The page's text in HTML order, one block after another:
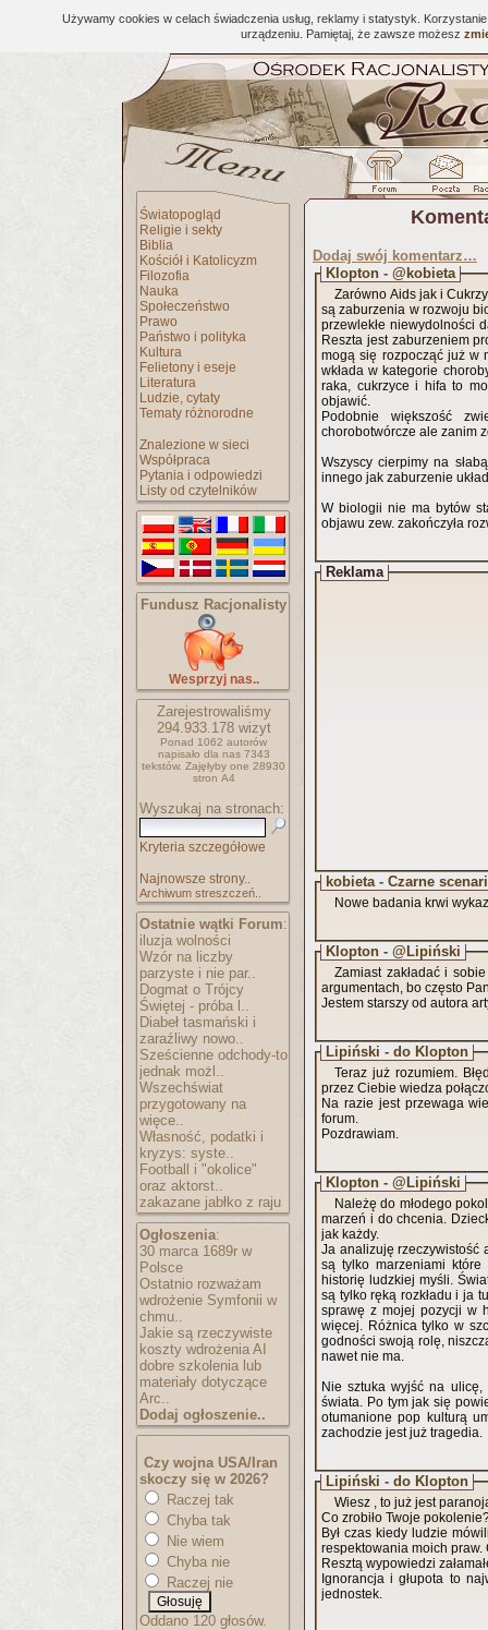
Używamy cookies w celach świadczenia usług, reklamy i statystyk.
urządzeniu. Pamiętaj, że zawsze możesz
Światopogląd
Religie i sekty
Biblia
Kościół i Katolicyzm
Filozofia
Nauka
Społeczeństwo
Prawo
Państwo i polityka
Kultura
Felietony i eseje
Literatura
Ludzie, cytaty
Tematy różnorodne
Znalezione w sieci
Współpraca
Pytania i odpowiedzi
Listy od czytelników
Fundusz Racjonalisty
Wesprzyj nas..
Zarejestrowaliśmy
294.933.178wizyt
Ponad 1062 autorów
napisało dla nas 7343
tekstów. Zajęłyby one 28930
stron A4
Wyszukaj na stronach:
Kryteria szczegółowe
Najnowsze strony..
Archiwum streszczeń..
Ostatnie wątki Forum:
iluzja wolności
Wzór na liczby
parzyste i nie par..
Dogmat o Trójcy
Świętej - próba l..
Diabeł tasmański i
zaraźliwy nowo..
Sześcienne odchody-to
jednak możl..
Wszechświat
przygotowany na
więce..
Własność, podatki i
kryzys: syste..
Football i "okolice"
oraz aktorst..
zakazane jabłko z raju
Ogłoszenia:
30 marca 1689r w
Polsce
Ostatnio rozważam
wdrożenie Symfonii w
chmu..
Jakie są rzeczywiste
koszty wdrożenia AI
dobre szkolenia lub
materiały dotyczące
Arc..
Dodaj ogłoszenie..
Czy wojna USA/Iran
skoczy się w 2026?
Raczej tak
Chyba tak
Nie wiem
Chyba nie
Raczej nie
Oddano 120 głosów.
Dodaj swój komentarz…
Klopton - @kobieta
Zarówno Aids jak i
są zaburzenia w rozwoju
przewlekłe niewydolności
Reszta jest zaburzeniem
mogą się rozpocząć już w
wkłada w kategorie
raka, cukrzyce i hifa to
objawić.
Podobnie większość
chorobotwórcze ale zanim
Wszyscy cierpimy na
innego jak zaburzenie
W biologii nie ma bytów
objawu zew. zakończyła
Reklama
kobieta - Czarne
Nowe badania krwi
Klopton - @Lipiński
Zamiast zakładać i
argumentach, bo często
Jestem starszy od autora
Lipiński - do Klopton
Teraz już rozumiem.
przez Ciebie wiedza
Na razie jest przewaga
forum.
Pozdrawiam.
Klopton - @Lipiński
Należę do młodego
marzeń i do chcenia.
jak każdy.
Ja analizuję rzeczywistość
są tylko marzeniami
historię ludzkiej myśli.
są tylko ręką rozkładu i ja
sprawę z mojej pozycji w
więcej. Różnica tylko w
godności swoją rolę,
nawet nie ma.
Nie sztuka wyjść na
świata. Po tym jak się
otumanione pop kulturą
zachodzie jest już tragedia.
Lipiński - do Klopton
Wiesz , to już jest
Co zrobiło Twoje
Był czas kiedy ludzie
respektowania moich
Resztą wypowiedzi
Ignorancja i głupota to
jednostek.